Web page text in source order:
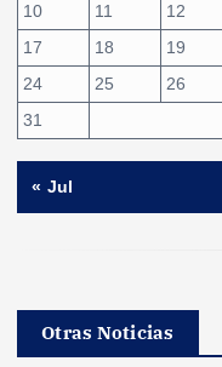
10
11 12
17
18 19
24
25 26
31
« Jul
Otras Noticias